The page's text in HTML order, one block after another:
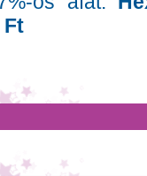
Ft